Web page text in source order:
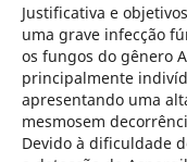
Justificativa e
uma grave infecção
os fungos do gênero
principalmente
apresentando uma
mesmosem
Devido à dificuldade